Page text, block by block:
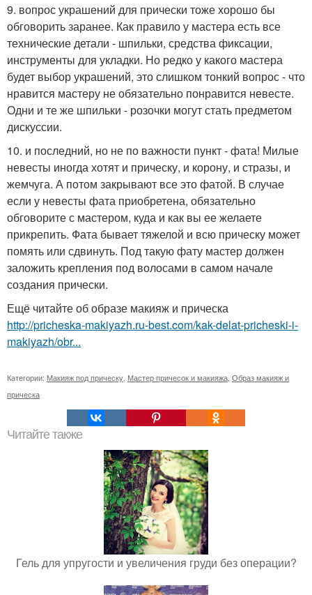
9. вопрос украшений для прически тоже хорошо бы
обговорить заранее. Как правило у мастера есть все
технические детали - шпильки, средства фиксации,
инструменты для укладки. Но редко у какого мастера
будет выбор украшений, это слишком тонкий вопрос - что
нравится мастеру не обязательно понравится невесте.
Одни и те же шпильки - розочки могут стать предметом
дискуссии.
10. и последний, но не по важности пункт - фата! Милые
невесты иногда хотят и прическу, и корону, и стразы, и
жемчуга. А потом закрывают все это фатой. В случае
если у невесты фата приобретена, обязательно
обговорите с мастером, куда и как вы ее желаете
прикрепить. Фата бывает тяжелой и всю прическу может
помять или сдвинуть. Под такую фату мастер должен
заложить крепления под волосами в самом начале
создания прически.
Ещё читайте об образе макияж и прическа
http://pricheska-makiyazh.ru-best.com/kak-delat-pricheski-i-
makiyazh/obr...
Категории: Макияж под прическу Мастер причесок и макияжа Образ макияж и
прическа
Читайте также
Гель для упругости и увеличения груди без операции?